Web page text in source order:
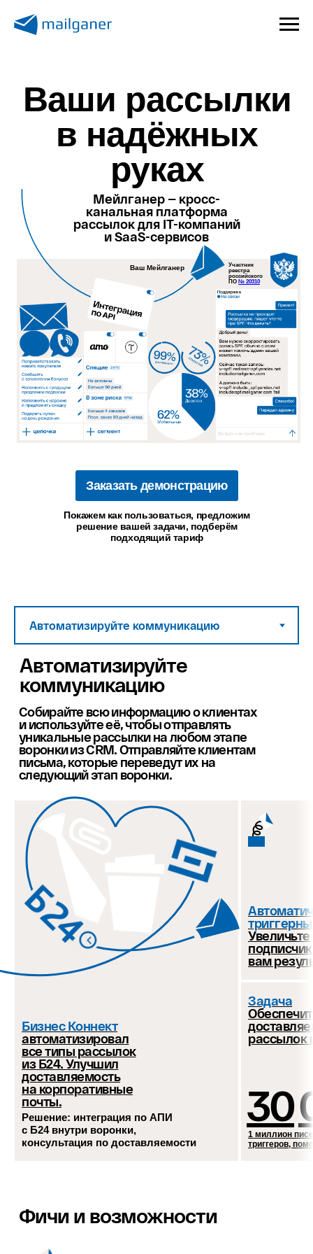
Ваши рассылки
в надёжных
руках
Мейлганер — кросс-
канальная платформа
рассылок для IT-компаний
и SaaS-сервисов
Ваш Мейлганер
Участник
реестра
российского
ПО № 20310
Заказать демонстрацию
Покажем как пользоваться, предложим
решение вашей задачи, подберём
подходящий тариф
Автоматизируйте
коммуникацию
Собирайте всю информацию о клиентах
и используйте её, чтобы отправлять
уникальные рассылки на любом этапе
воронки из CRM. Отправляйте клиентам
письма, которые переведут их на
следующий этап воронки.
Бизнес Коннект
автоматизировал
все типы рассылок
из Б24. Улучшил
доставляемость
на корпоративные
почты.
Решение: интеграция по АПИ
с Б24 внутри воронки,
консультация по доставляемости
Увеличьте
вам
30
1 миллион
триггеров,
Задача
рассылок
Снижайте
свои издержки
Контур
оптимизировал
рассылок
Не оставайтесь
с проблемами
один на один
Фичи и возможности